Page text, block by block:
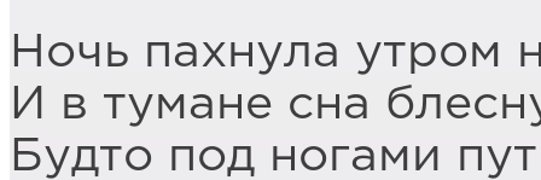
Ночь пахнула утром
И в тумане сна
Будто под ногами